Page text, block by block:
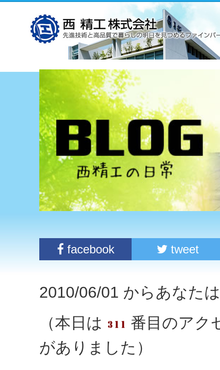
facebook tweet
2010/06/01 からあなた
（本日は
番目のア
がありました）